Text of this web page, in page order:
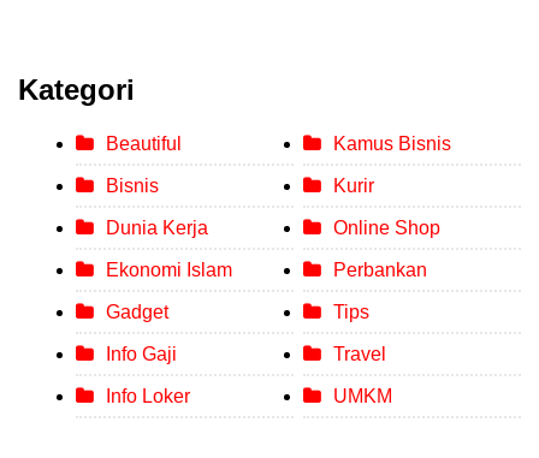
Kategori
Beautiful
Bisnis
Dunia Kerja
Ekonomi Islam
Gadget
Info Gaji
Info Loker
Kamus Bisnis
Kurir
Online Shop
Perbankan
Tips
Travel
UMKM